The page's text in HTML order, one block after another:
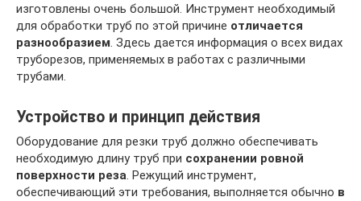
изготовлены очень большой. Инструмент необходимый
для обработки труб по этой причине отличается
разнообразием. Здесь дается информация о всех видах
труборезов, применяемых в работах с различными
трубами.
Устройство и принцип действия
Оборудование для резки труб должно обеспечивать
необходимую длину труб при сохранении ровной
поверхности реза. Режущий инструмент,
обеспечивающий эти требования, выполняется обычно в